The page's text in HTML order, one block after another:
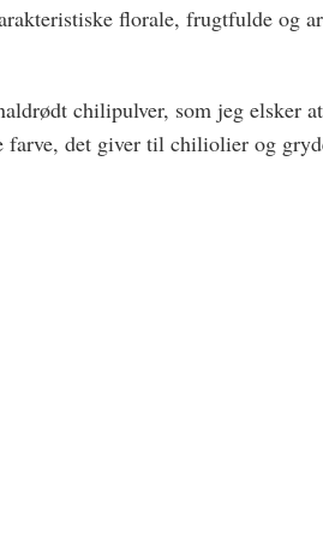
florale, frugtfulde og
chilipulver, som jeg elsker
farve, det giver til chiliolier og